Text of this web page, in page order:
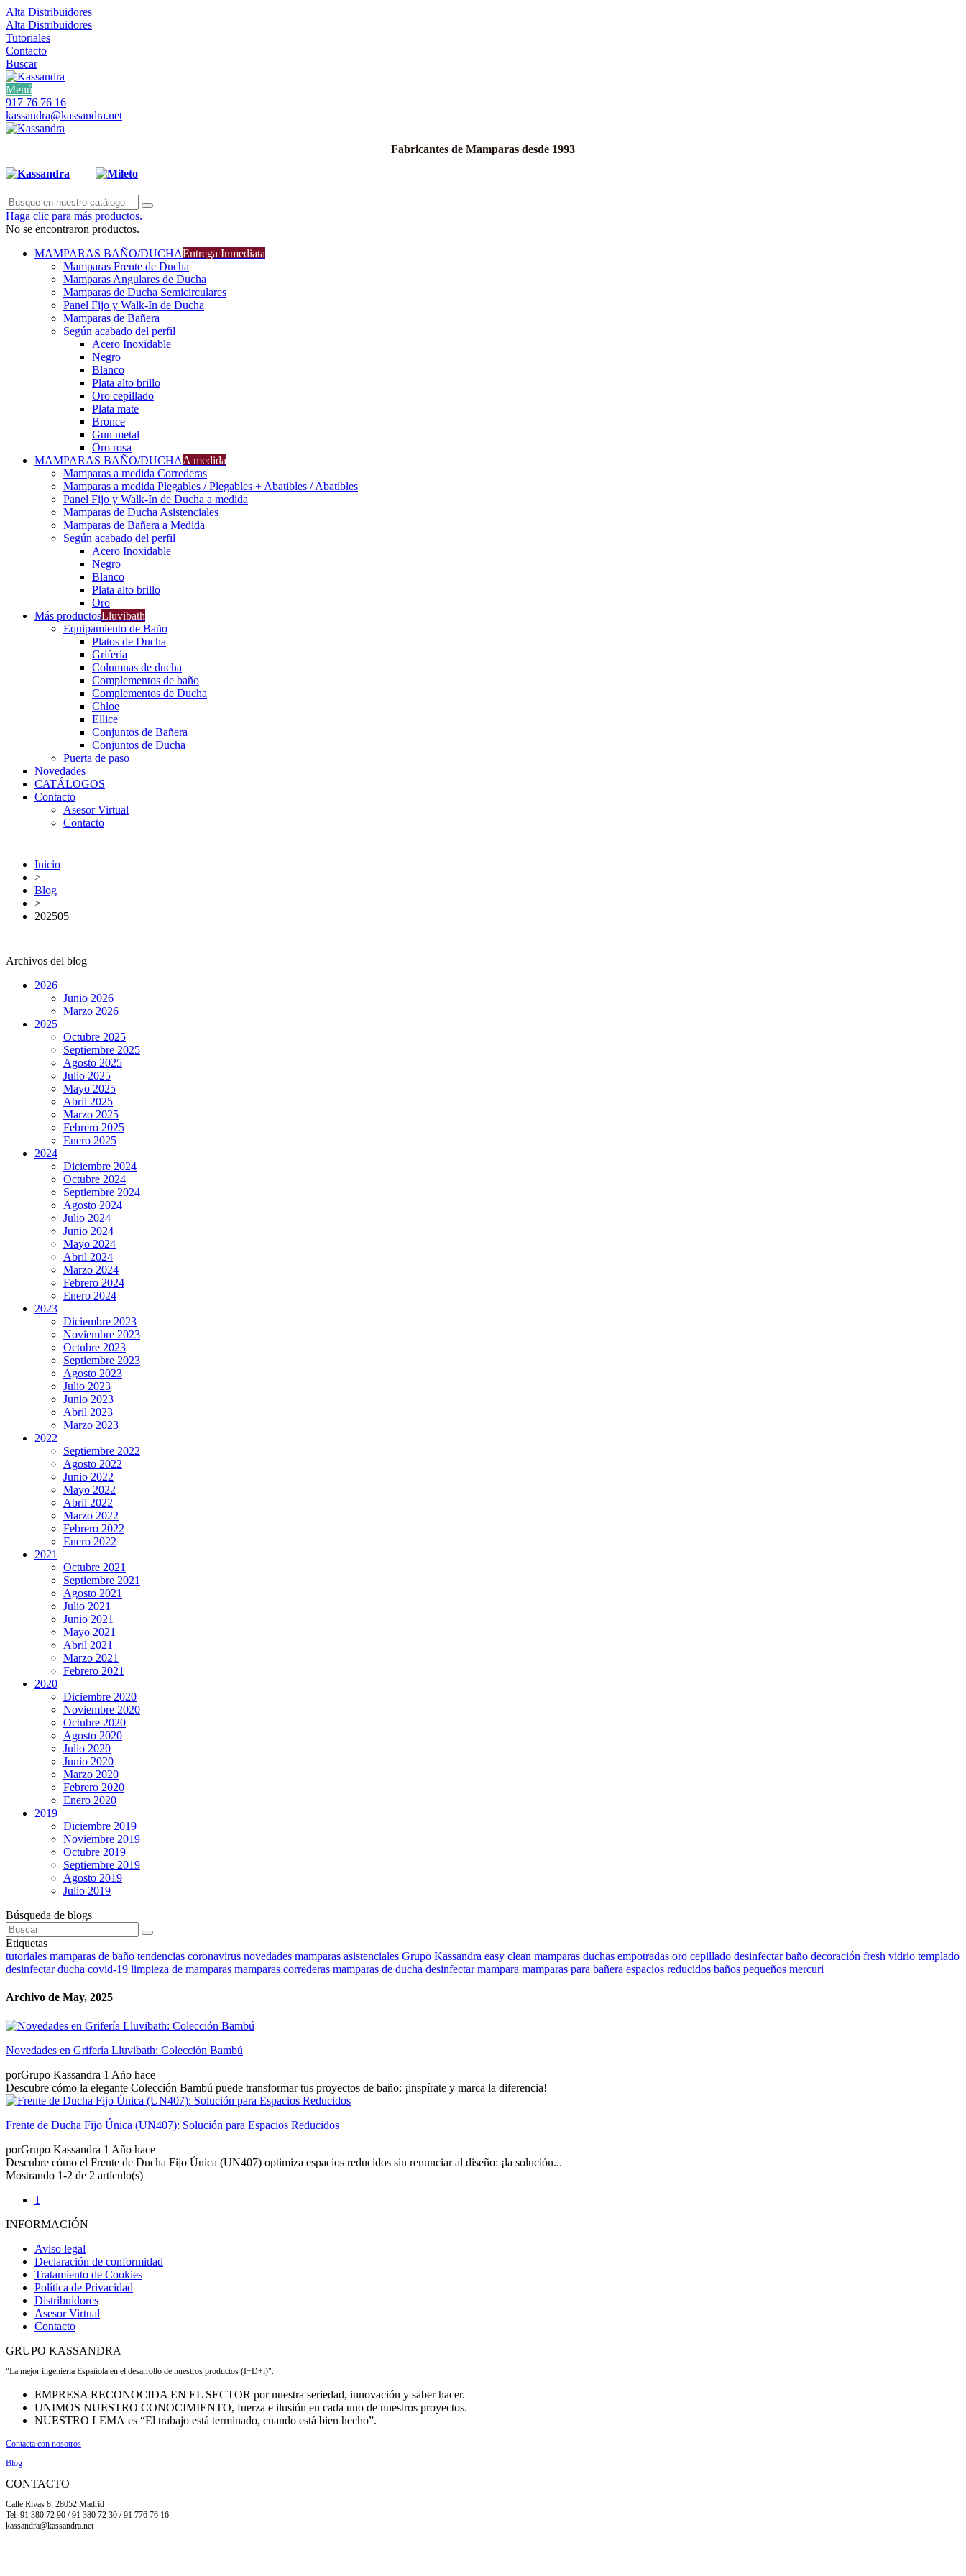
Alta Distribuidores
Alta Distribuidores
Tutoriales
Contacto
Buscar
Menú
917 76 76 16
kassandra@kassandra.net
Fabricantes de Mamparas desde 1993
Haga clic para más productos.
No se encontraron productos.
MAMPARAS BAÑO/DUCHAEntrega Inmediata
Mamparas Frente de Ducha
Mamparas Angulares de Ducha
Mamparas de Ducha Semicirculares
Panel Fijo y Walk-In de Ducha
Mamparas de Bañera
Según acabado del perfil
Acero Inoxidable
Negro
Blanco
Plata alto brillo
Oro cepillado
Plata mate
Bronce
Gun metal
Oro rosa
MAMPARAS BAÑO/DUCHAA medida
Mamparas a medida Correderas
Mamparas a medida Plegables / Plegables + Abatibles / Abatibles
Panel Fijo y Walk-In de Ducha a medida
Mamparas de Ducha Asistenciales
Mamparas de Bañera a Medida
Según acabado del perfil
Acero Inoxidable
Negro
Blanco
Plata alto brillo
Oro
Más productosLluvibath
Equipamiento de Baño
Platos de Ducha
Grifería
Columnas de ducha
Complementos de baño
Complementos de Ducha
Chloe
Ellice
Conjuntos de Bañera
Conjuntos de Ducha
Puerta de paso
Novedades
CATÁLOGOS
Contacto
Asesor Virtual
Contacto
Inicio
>
Blog
>
202505
Archivos del blog
2026
Junio 2026
Marzo 2026
2025
Octubre 2025
Septiembre 2025
Agosto 2025
Julio 2025
Mayo 2025
Abril 2025
Marzo 2025
Febrero 2025
Enero 2025
2024
Diciembre 2024
Octubre 2024
Septiembre 2024
Agosto 2024
Julio 2024
Junio 2024
Mayo 2024
Abril 2024
Marzo 2024
Febrero 2024
Enero 2024
2023
Diciembre 2023
Noviembre 2023
Octubre 2023
Septiembre 2023
Agosto 2023
Julio 2023
Junio 2023
Abril 2023
Marzo 2023
2022
Septiembre 2022
Agosto 2022
Junio 2022
Mayo 2022
Abril 2022
Marzo 2022
Febrero 2022
Enero 2022
2021
Octubre 2021
Septiembre 2021
Agosto 2021
Julio 2021
Junio 2021
Mayo 2021
Abril 2021
Marzo 2021
Febrero 2021
2020
Diciembre 2020
Noviembre 2020
Octubre 2020
Agosto 2020
Julio 2020
Junio 2020
Marzo 2020
Febrero 2020
Enero 2020
2019
Diciembre 2019
Noviembre 2019
Octubre 2019
Septiembre 2019
Agosto 2019
Julio 2019
Búsqueda de blogs
Etiquetas
tutoriales mamparas de baño tendencias coronavirus novedades mamparas asistenciales Grupo Kassandra easy clean mamparas duchas empotradas oro cepillado desinfectar baño decoración fresh vidrio templado
desinfectar ducha covid-19 limpieza de mamparas mamparas correderas mamparas de ducha desinfectar mampara mamparas para bañera espacios reducidos baños pequeños mercuri
Archivo de May, 2025
Novedades en Grifería Lluvibath: Colección Bambú
porGrupo Kassandra 1 Año hace
Descubre cómo la elegante Colección Bambú puede transformar tus proyectos de baño: ¡inspírate y marca la diferencia!
Frente de Ducha Fijo Única (UN407): Solución para Espacios Reducidos
porGrupo Kassandra 1 Año hace
Descubre cómo el Frente de Ducha Fijo Única (UN407) optimiza espacios reducidos sin renunciar al diseño: ¡la solución...
Mostrando 1-2 de 2 artículo(s)
1
INFORMACIÓN
Aviso legal
Declaración de conformidad
Tratamiento de Cookies
Política de Privacidad
Distribuidores
Asesor Virtual
Contacto
GRUPO KASSANDRA
“La mejor ingeniería Española en el desarrollo de nuestros productos (I+D+i)".
EMPRESA RECONOCIDA EN EL SECTOR por nuestra seriedad, innovación y saber hacer.
UNIMOS NUESTRO CONOCIMIENTO, fuerza e ilusión en cada uno de nuestros proyectos.
NUESTRO LEMA es “El trabajo está terminado, cuando está bien hecho”.
Contacta con nosotros
Blog
CONTACTO
Calle Rivas 8, 28052 Madrid
Tel. 91 380 72 90 / 91 380 72 30 / 91 776 76 16
kassandra@kassandra.net